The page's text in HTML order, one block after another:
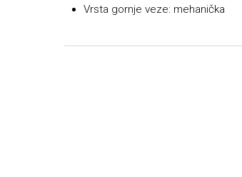
Vrsta gornje veze: mehanička